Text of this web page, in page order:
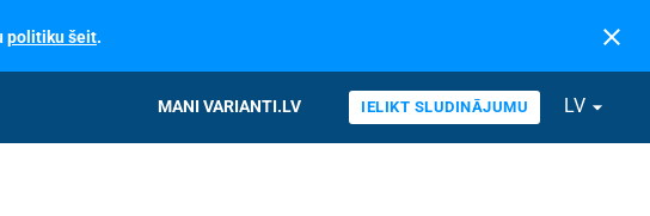
politiku šeit. close
MANI VARIANTI.LV IELIKT SLUDINĀJUMU LV arrow_drop_down